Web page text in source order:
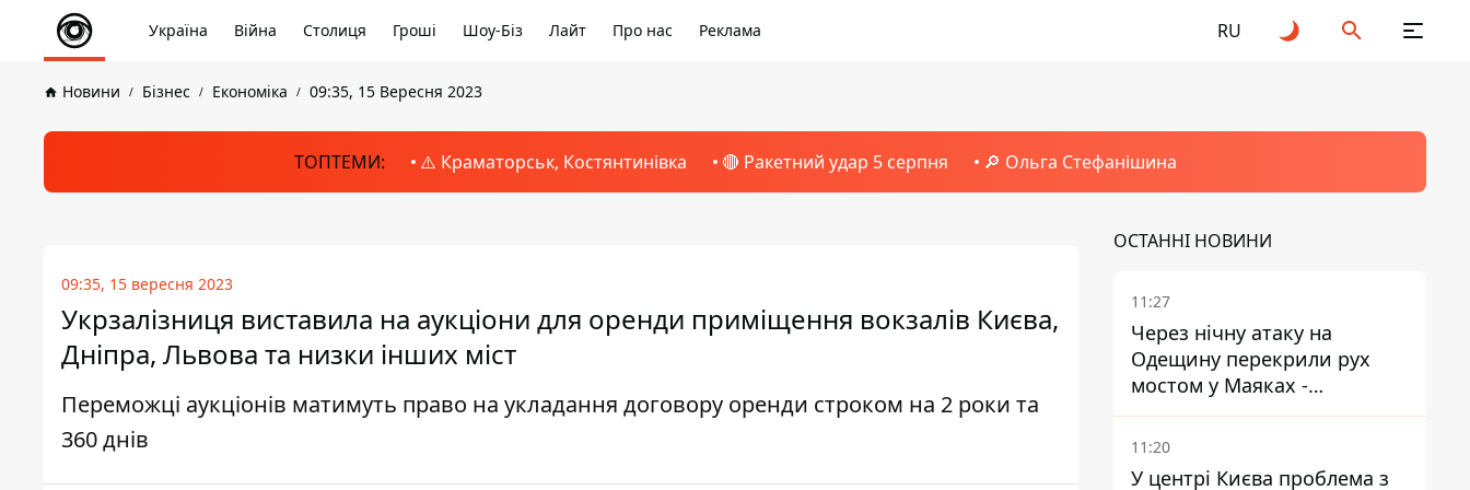
Україна Війна Столиця Гроші Шоу-Біз Лайт Про нас Реклама RU
Новини Бізнес Економіка 09:35, 15 Вересня 2023
ТОПТЕМИ: ⚠️ Краматорськ, Костянтинівка 🔴 Ракетний удар 5 серпня 🔎 Ольга Стефанішина
09:35, 15 вересня 2023
Укрзалізниця виставила на аукціони для оренди приміщення вокзалів Києва,
Дніпра, Львова та низки інших міст
Переможці аукціонів матимуть право на укладання договору оренди строком на 2 роки та
360 днів
ОСТАННІ НОВИНИ
11:27
Через нічну атаку на
Одещину перекрили рух
мостом у Маяках -
подробиці від ДПСУ
11:20
У центрі Києва проблема з